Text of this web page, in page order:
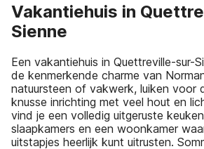
Vakantiehuis in
Sienne
Een vakantiehuis in Quettreville-sur-
de kenmerkende charme van
natuursteen of vakwerk, luiken voor
knusse inrichting met veel hout en
vind je een volledig uitgeruste
slaapkamers en een woonkamer
uitstapjes heerlijk kunt uitrusten.